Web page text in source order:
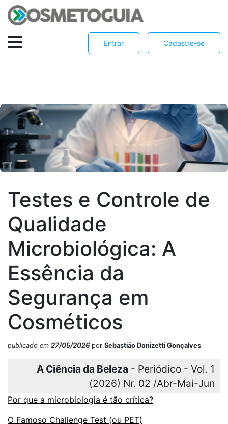
Entrar Cadastre-se
Testes e Controle de
Qualidade
Microbiológica: A
Essência da
Segurança em
Cosméticos
publicado em 27/05/2026 por Sebastião Donizetti Gonçalves
A Ciência da Beleza - Periódico - Vol. 1
(2026) Nr. 02 /Abr-Mai-Jun
Por que a microbiologia é tão crítica?
O Famoso Challenge Test (ou PET)